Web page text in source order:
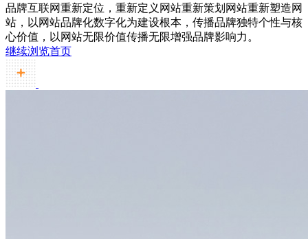
品牌互联网重新定位，重新定义网站重新策划网站重新塑造网
站，以网站品牌化数字化为建设根本，传播品牌独特个性与核
心价值，以网站无限价值传播无限增强品牌影响力。
继续浏览首页